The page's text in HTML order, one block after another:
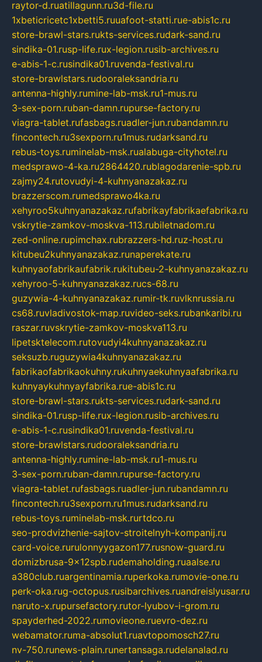
raytor-d.ruatillagunn.ru3d-file.ru
1xbeticricetc1xbetti5.ruuafoot-statti.rue-abis1c.ru
store-brawl-stars.rukts-services.rudark-sand.ru
sindika-01.rusp-life.rux-legion.rusib-archives.ru
e-abis-1-c.rusindika01.ruvenda-festival.ru
store-brawlstars.rudooraleksandria.ru
antenna-highly.rumine-lab-msk.ru1-mus.ru
3-sex-porn.ruban-damn.rupurse-factory.ru
viagra-tablet.rufasbags.ruadler-jun.rubandamn.ru
fincontech.ru3sexporn.ru1mus.rudarksand.ru
rebus-toys.ruminelab-msk.rualabuga-cityhotel.ru
medsprawo-4-ka.ru2864420.rublagodarenie-spb.ru
zajmy24.rutovudyi-4-kuhnyanazakaz.ru
brazzerscom.rumedsprawo4ka.ru
xehyroo5kuhnyanazakaz.rufabrikayfabrikaefabrika.ru
vskrytie-zamkov-moskva-113.rubiletnadom.ru
zed-online.rupimchax.rubrazzers-hd.ruz-host.ru
kitubeu2kuhnyanazakaz.runaperekate.ru
kuhnyaofabrikaufabrik.rukitubeu-2-kuhnyanazakaz.ru
xehyroo-5-kuhnyanazakaz.rucs-68.ru
guzywia-4-kuhnyanazakaz.rumir-tk.ruvlknrussia.ru
cs68.ruvladivostok-map.ruvideo-seks.rubankaribi.ru
raszar.ruvskrytie-zamkov-moskva113.ru
lipetsktelecom.rutovudyi4kuhnyanazakaz.ru
seksuzb.ruguzywia4kuhnyanazakaz.ru
fabrikaofabrikaokuhny.rukuhnyaekuhnyaafabrika.ru
kuhnyaykuhnyayfabrika.rue-abis1c.ru
store-brawl-stars.rukts-services.rudark-sand.ru
sindika-01.rusp-life.rux-legion.rusib-archives.ru
e-abis-1-c.rusindika01.ruvenda-festival.ru
store-brawlstars.rudooraleksandria.ru
antenna-highly.rumine-lab-msk.ru1-mus.ru
3-sex-porn.ruban-damn.rupurse-factory.ru
viagra-tablet.rufasbags.ruadler-jun.rubandamn.ru
fincontech.ru3sexporn.ru1mus.rudarksand.ru
rebus-toys.ruminelab-msk.rurtdco.ru
seo-prodvizhenie-sajtov-stroitelnyh-kompanij.ru
card-voice.rurulonnyygazon177.rusnow-guard.ru
domizbrusa-9x12spb.rudemaholding.ruaalse.ru
a380club.ruargentinamia.ruperkoka.rumovie-one.ru
perk-oka.rug-octopus.rusibarchives.ruandreislyusar.ru
naruto-x.rupursefactory.rutor-lyubov-i-grom.ru
spayderhed-2022.rumovieone.ruevro-dez.ru
webamator.ruma-absolut1.ruavtopomosch27.ru
nv-750.runews-plain.runertansaga.rudelanalad.ru